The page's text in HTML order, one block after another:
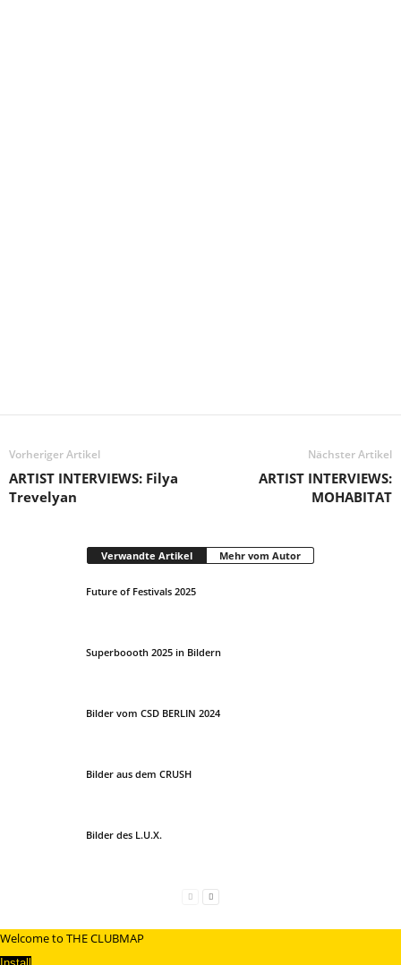
Vorheriger Artikel
ARTIST INTERVIEWS: Filya
Trevelyan
Nächster Artikel
ARTIST INTERVIEWS:
MOHABITAT
Verwandte Artikel Mehr vom Autor
Future of Festivals 2025
Superboooth 2025 in Bildern
Bilder vom CSD BERLIN 2024
Bilder aus dem CRUSH
Bilder des L.U.X.
Welcome to THE CLUBMAP